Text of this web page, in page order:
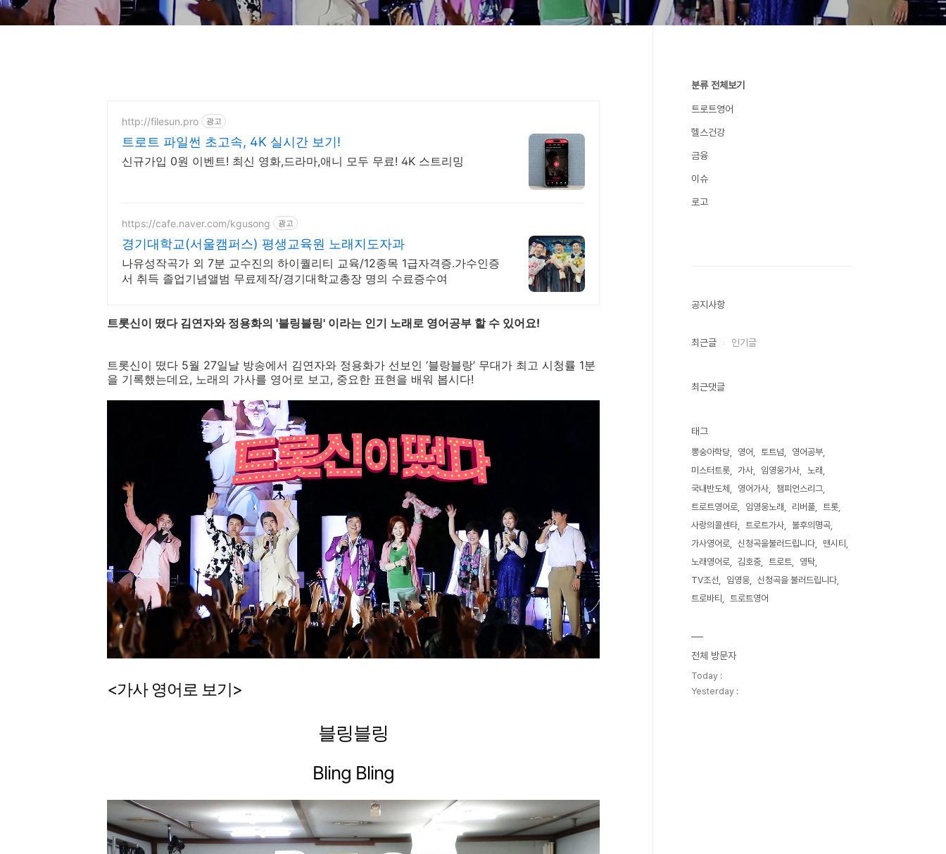
http://filesun.pro 광고
트로트 파일썬 초고속, 4K 실시간 보기!
신규가입 0원 이벤트! 최신 영화,드라마,애니 모두 무료! 4K 스트리밍
https://cafe.naver.com/kgusong 광고
경기대학교(서울캠퍼스) 평생교육원 노래지도자과
나유성작곡가 외 7분 교수진의 하이퀄리티 교육/12종목 1급자격증.가수인증
서 취득 졸업기념앨범 무료제작/경기대학교총장 명의 수료증수여
트롯신이 떴다 김연자와 정용화의 '블링블링' 이라는 인기 노래로 영어공부 할 수 있어요!
트롯신이 떴다 5월 27일날 방송에서 김연자와 정용화가 선보인 ‘블랑블랑’ 무대가 최고 시청률 1분
을 기록했는데요, 노래의 가사를 영어로 보고, 중요한 표현을 배워 봅시다!
<가사 영어로 보기>
블링블링
Bling Bling
분류 전체보기
트로트영어
헬스건강
금융
이슈
로고
공지사항
최근글 인기글
최근댓글
태그
뽕숭아학당 영어 토트넘
영어공부
미스터트롯
가사 임영웅가사
노래
국내반도체
영어가사
챔피언스리그
트로트영어로
임영웅노래 리버풀
트롯
사랑의콜센타
트로트가사
불후의명곡
가사영어로
신청곡을불러드립니다
맨시티
노래영어로
김호중 트로트
영탁
TV조선
임영웅
신청곡을 불러드립니다
트로바티
트로트영어
전체 방문자
Today :
Yesterday :